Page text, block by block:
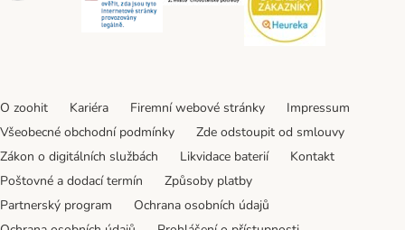
O zoohit Kariéra Firemní webové stránky
Impressum
Všeobecné obchodní podmínky
Zde odstoupit od smlouvy
Zákon o digitálních službách
Likvidace baterií
Kontakt
Poštovné a dodací termín
Způsoby platby
Partnerský program
Ochrana osobních údajů